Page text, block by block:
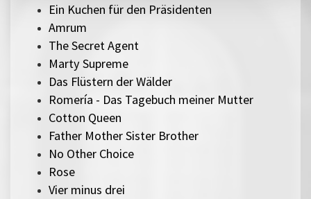
Ein Kuchen für den Präsidenten
Amrum
The Secret Agent
Marty Supreme
Das Flüstern der Wälder
Romería - Das Tagebuch meiner Mutter
Cotton Queen
Father Mother Sister Brother
No Other Choice
Rose
Vier minus drei